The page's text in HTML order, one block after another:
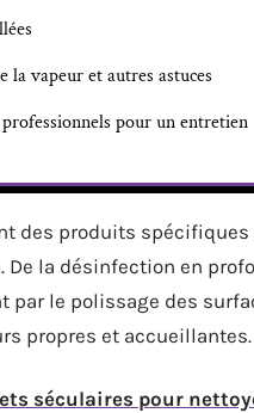
la vapeur et autres astuces
professionnels pour un entretien
des produits
De la désinfection en
par le polissage des
propres et accueillantes.
séculaires pour